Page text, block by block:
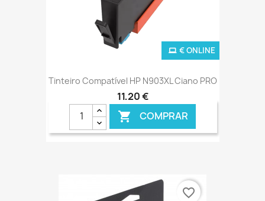
Tinteiro Compatível HP N903XL Ciano PRO
11,20 €
 COMPRAR
€ ONLINE
favorite_border